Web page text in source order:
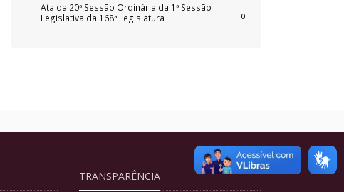
Ata da 20ª Sessão Ordinária da 1ª Sessão
Legislativa da 168ª Legislatura
0
TRANSPARÊNCIA